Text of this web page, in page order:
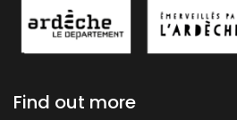
Find out more